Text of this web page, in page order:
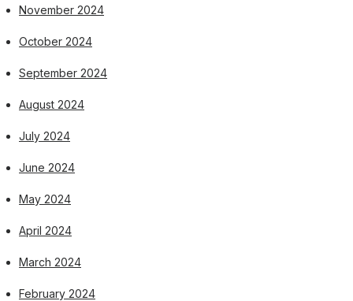
November 2024
October 2024
September 2024
August 2024
July 2024
June 2024
May 2024
April 2024
March 2024
February 2024